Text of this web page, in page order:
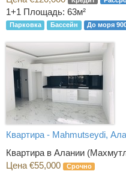
1+1 Площадь: 63м²
Парковка Бассейн До моря
Квартира - Mahmutseydi,
Квартира в Алании
Цена €55,000
Срочно